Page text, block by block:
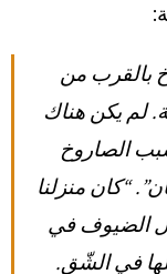
صاروخ بالقرب من
لم يكن هناك
الصاروخ
“كان منزلنا
الضيوف في
في الشّق.